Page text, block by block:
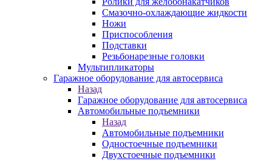
Смазочно-охлаждающие жидкости
Ножи
Приспособления
Подставки
Резьбонарезные головки
Мультипликаторы
Гаражное оборудование для автосервиса
Назад
Гаражное оборудование для автосервиса
Автомобильные подъемники
Назад
Автомобильные подъемники
Одностоечные подъемники
Двухстоечные подъемники